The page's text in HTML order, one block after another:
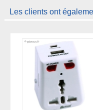
Les clients ont